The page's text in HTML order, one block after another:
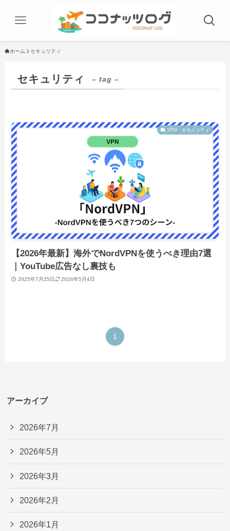
ホーム セキュリティ
セキュリティ – tag –
VPN・セキュリティ
【2026年最新】海外でNordVPNを使うべき理由7選
｜YouTube広告なし裏技も
2025年7月25日 2026年5月4日
1
アーカイブ
2026年7月
2026年5月
2026年3月
2026年2月
2026年1月